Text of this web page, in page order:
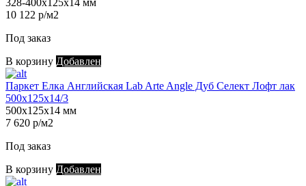
328-400х125х14 мм
10 122 р/м2
Под заказ
В корзину Добавлен
Паркет Елка Английская Lab Arte Angle Дуб Селект Лофт лак
500х125х14/3
500х125х14 мм
7 620 р/м2
Под заказ
В корзину Добавлен